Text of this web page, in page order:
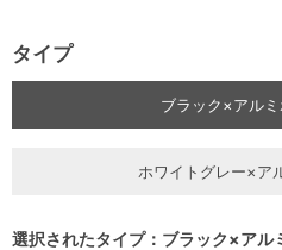
タイプ
ブラック×アル
ホワイトグレー×ア
選択されたタイプ：ブラック×アル